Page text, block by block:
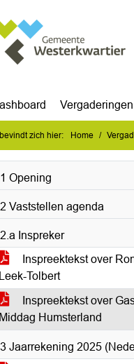
Vergaderingen
zich hier: Home
1 Opening
2 Vaststellen agenda
2.a Inspreker
Inspreektekst over
Leek-Tolbert
Inspreektekst over
Middag Humsterland
3 Jaarrekening 2025